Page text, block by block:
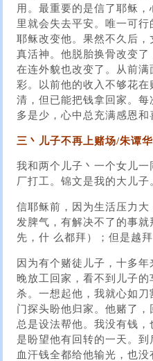
用。最重要的是信了耶稣
里就会失去平安。唯一可
耶稣改变他。果然不久后
真活神。他脱胎换骨改变
在连外貌也改变了。从前
彩。以前他的收入不够花
清，但已能把钱拿回家。
多是少，心中总充满感恩和
三丶儿子不再上赌场/朱谭
我和两个儿子丶一个女儿
厂打工。锦文是我的大儿子
信耶稣前，因为生活压力
发脾气，有解决不了的事
先，什 么都拜）；但是越
因为有个赌徒儿子，十多
晚放工回家，看不到儿子
杀。一想起他，我就心如
门探头盼他归家。他赌了，
总是设法帮他。我没有钱
是盼望他有回转的一天。
血汗钱全都给他输光，也